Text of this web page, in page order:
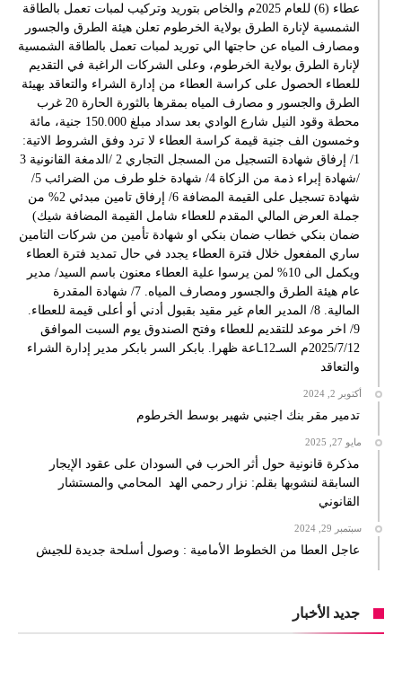
عطاء (6) للعام 2025م والخاص بتوريد وتركيب لمبات تعمل بالطاقة
الشمسية لإنارة الطرق بولاية الخرطوم تعلن هيئة الطرق والجسور
ومصارف المياه عن حاجتها الي توريد لمبات تعمل بالطاقة الشمسية
لإنارة الطرق بولاية الخرطوم، وعلى الشركات الراغبة في التقديم
للعطاء الحصول على كراسة العطاء من إدارة الشراء والتعاقد بهيئة
الطرق والجسور و مصارف المياه بمقرها بالثورة الحارة 20 غرب
محطة وقود النيل شارع الوادي بعد سداد مبلغ 150.000 جنية، مائة
وخمسون الف جنية قيمة كراسة العطاء لا ترد وفق الشروط الاتية:
1/ إرفاق شهادة التسجيل من المسجل التجاري 2 /الدمغة القانونية 3
/شهادة إبراء ذمة من الزكاة 4/ شهادة خلو طرف من الضرائب 5/
شهادة تسجيل على القيمة المضافة 6/ إرفاق تامين مبدئي 2% من
جملة العرض المالي المقدم للعطاء شامل القيمة المضافة شيك)
ضمان بنكي خطاب ضمان بنكي او شهادة تأمين من شركات التامين
ساري المفعول خلال فترة العطاء يجدد في حال تمديد فترة العطاء
ويكمل الى 10% لمن يرسوا علية العطاء معنون باسم السيد/ مدير
عام هيئة الطرق والجسور ومصارف المياه. 7/ شهادة المقدرة
المالية. 8/ المدير العام غير مقيد بقبول أدني أو أعلى قيمة للعطاء.
9/ اخر موعد للتقديم للعطاء وفتح الصندوق يوم السبت الموافق
2025/7/12م السـ12ـاعة ظهرا. بابكر السر بابكر مدير إدارة الشراء
والتعاقد
أكتوبر 2, 2024
تدمير مقر بنك اجنبي شهير بوسط الخرطوم
مايو 27, 2025
مذكرة قانونية حول أثر الحرب في السودان على عقود الإيجار
السابقة لنشوبها بقلم: نزار رحمي الهد المحامي والمستشار
القانوني
سبتمبر 29, 2024
عاجل العطا من الخطوط الأمامية : وصول أسلحة جديدة للجيش
جديد الأخبار